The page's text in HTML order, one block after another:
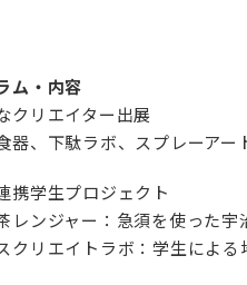
ム・内容
クリエイター出展
器、下駄ラボ、スプレーアー
携学生プロジェクト
ンジャー：急須を使った宇
クリエイトラボ：学生による